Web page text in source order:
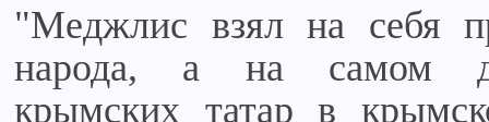
"Меджлис взял на себя
народа, а на самом
крымских татар в